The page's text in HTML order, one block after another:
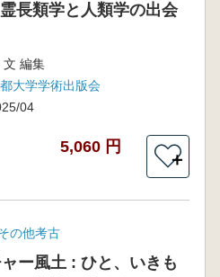
長類学と人類学の出会
文 編集
大学学術出版会
04
5,060 円
＋
の他考古
ー風土 : ひと、いきも